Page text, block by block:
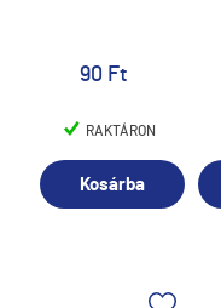
90 Ft
RAKTÁRON
Kosárba